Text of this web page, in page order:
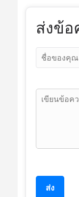
ส่งข้อ
ส่ง